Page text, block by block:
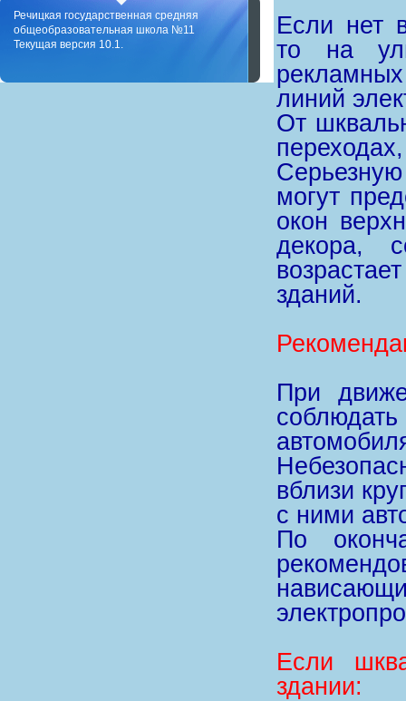
Если нет
то на
линий
От
могут
окон
декора,
зданий.
При
вблизи
с ними
По
Если
здании:
Речицкая государственная средняя
общеобразовательная школа №11
Текущая версия 10.1.